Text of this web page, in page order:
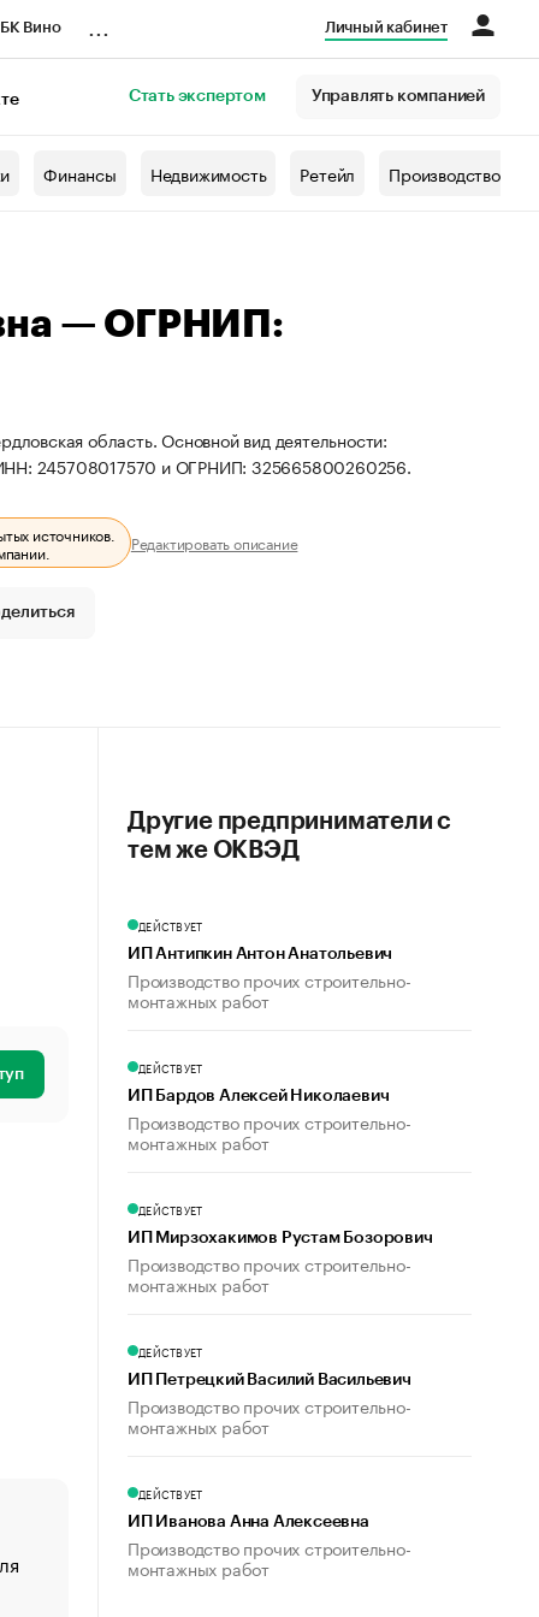
Вино Личный кабинет
Стать экспертом Управлять компанией
Финансы Недвижимость Ретейл Производство
— ОГРНИП:
область. Основной вид деятельности:
ИНН: 245708017570 и ОГРНИП: 325665800260256.
источников.
Редактировать описание
«От спорта тело стареет иначе». Как живет глава
создавшей GTA
Другие предприниматели с
тем же ОКВЭД
ДЕЙСТВУЕТ
ИП Антипкин Антон Анатольевич
Производство прочих строительно-
монтажных работ
ДЕЙСТВУЕТ
ИП Бардов Алексей Николаевич
Производство прочих строительно-
монтажных работ
ДЕЙСТВУЕТ
ИП Мирзохакимов Рустам Бозорович
Производство прочих строительно-
монтажных работ
ДЕЙСТВУЕТ
ИП Петрецкий Василий Васильевич
Производство прочих строительно-
монтажных работ
ДЕЙСТВУЕТ
ИП Иванова Анна Алексеевна
Производство прочих строительно-
монтажных работ